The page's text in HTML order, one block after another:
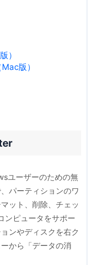
）
版）
ユーザーのための無
パーティションのワ
ット、削除、チェッ
ンピュータをサポー
ンやディスクを右ク
から「データの消